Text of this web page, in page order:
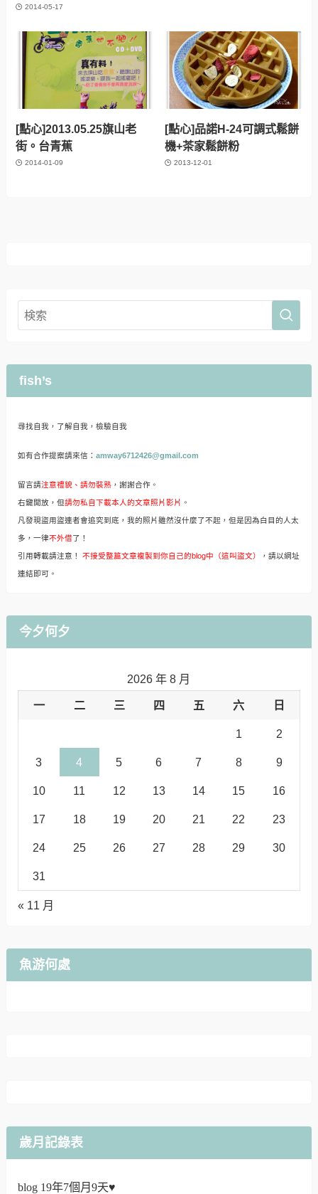
2014-05-17
[點心]2013.05.25旗山老
街。台青蕉
2014-01-09
[點心]品諾H-24可調式鬆餅
機+茶家鬆餅粉
2013-12-01
fish’s
尋找自我，了解自我，檢驗自我
如有合作提案請來信： amway6712426@gmail.com
留言請注意禮貌、請勿裝熟，謝謝合作。
右鍵開放，但請勿私自下載本人的文章照片影片 。
凡發現盜用盜連者會追究到底，我的照片雖然沒什麼了不起，但是因為白目的人太
多，一律不外借了！
引用轉載請注意！ 不接受整篇文章複製到你自己的blog中（這叫盜文） ，請以網址
連結即可。
今夕何夕
2026 年 8 月
一 二 三 四 五 六 日
1 2
3 4 5 6 7 8 9
10 11 12 13 14 15 16
17 18 19 20 21 22 23
24 25 26 27 28 29 30
31
« 11 月
魚游何處
歲月記錄表
blog 19年7個月9天♥